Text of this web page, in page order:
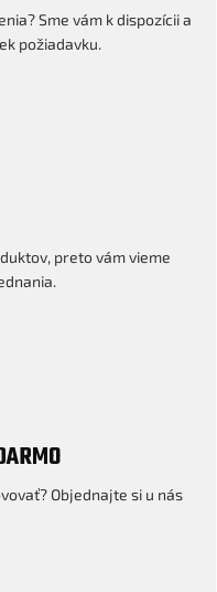
Sme vám k dispozícii a
požiadavku.
preto vám vieme
Objednajte si u nás